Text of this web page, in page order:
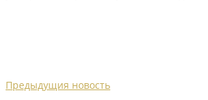
Предыдущия новость